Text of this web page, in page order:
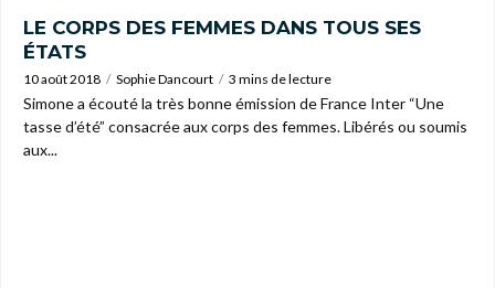
LE CORPS DES FEMMES DANS TOUS SES
ÉTATS
10 août 2018 Sophie Dancourt 3 mins de lecture
Simone a écouté la très bonne émission de France Inter “Une
tasse d’été” consacrée aux corps des femmes. Libérés ou soumis
aux...